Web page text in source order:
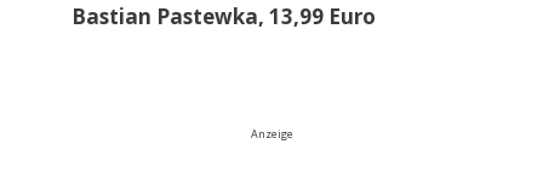
Bastian Pastewka, 13,99 Euro
Anzeige